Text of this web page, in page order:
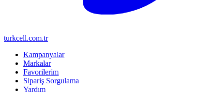
turkcell.com.tr
Kampanyalar
Markalar
Favorilerim
Sipariş Sorgulama
Yardım